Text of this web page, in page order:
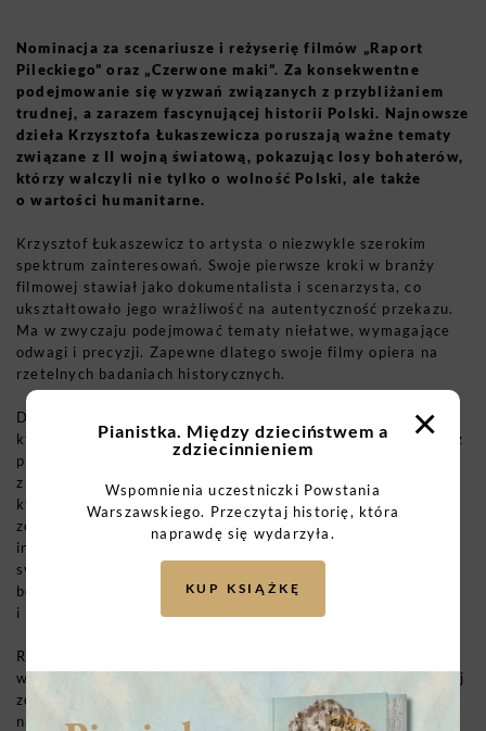
Nominacja za scenariusze i reżyserię filmów „Raport
Pileckiego” oraz „Czerwone maki”. Za konsekwentne
podejmowanie się wyzwań związanych z przybliżaniem
trudnej, a zarazem fascynującej historii Polski. Najnowsze
dzieła Krzysztofa Łukaszewicza poruszają ważne tematy
związane z II wojną światową, pokazując losy bohaterów,
którzy walczyli nie tylko o wolność Polski, ale także
o wartości humanitarne.
Krzysztof Łukaszewicz to artysta o niezwykle szerokim
spektrum zainteresowań. Swoje pierwsze kroki w branży
filmowej stawiał jako dokumentalista i scenarzysta, co
ukształtowało jego wrażliwość na autentyczność przekazu.
Ma w zwyczaju podejmować tematy niełatwe, wymagające
odwagi i precyzji. Zapewne dlatego swoje filmy opiera na
rzetelnych badaniach historycznych.
Do historii polskiego kina przejdzie film „ Raport Pileckiego”
który swoją premierę miał we wrześniu 2023 r. Łukaszewicz
przedstawia w nim rotmistrza Witolda Pileckiego – jednego
z największych bohaterów polskiego ruchu oporu. Pilecki,
który na własne życzenie trafił do Auschwitz, aby
zorganizować tam ruch oporu i przekazywać światu
informacje o zbrodniach nazistów, jest postacią niezwykle
symboliczną. Film skupia się na wewnętrznych przeżyciach
bohatera, ukazuje jego wahania, wątpliwości, ale
i nieustępliwość w dążeniu do prawdy.
Reżyser nie unika trudnych wątków. Stawia Pileckiego
w kontekście zarówno bohaterskiego czynu, jak i późniejszej
zdrady ze strony władz komunistycznych, które skazały go
na śmierć. „
Raport Pileckiego”
to opowieść
×
Pianistka. Między dzieciństwem a
zdziecinnieniem
Wspomnienia uczestniczki Powstania
Warszawskiego. Przeczytaj historię, która
naprawdę się wydarzyła.
KUP KSIĄŻKĘ